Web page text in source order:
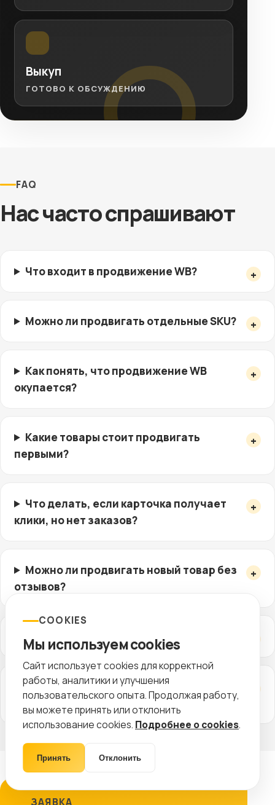
Выкуп
ГОТОВО К ОБСУЖДЕНИЮ
FAQ
Нас часто спрашивают
Что входит в продвижение WB?
Можно ли продвигать отдельные SKU?
Как понять, что продвижение WB
окупается?
Какие товары стоит продвигать
первыми?
Что делать, если карточка получает
клики, но нет заказов?
Можно ли продвигать новый товар без
отзывов?
Как часто нужно обновлять карточки?
Чем сайт помогает продажам на
маркетплейсах?
COOKIES
Мы используем cookies
Сайт использует cookies для корректной
работы, аналитики и улучшения
пользовательского опыта. Продолжая работу,
вы можете принять или отклонить
использование cookies. Подробнее о cookies.
Принять Отклонить